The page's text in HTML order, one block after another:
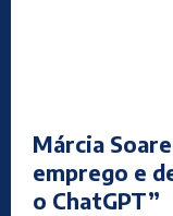
Márcia
emprego e
o ChatGPT”